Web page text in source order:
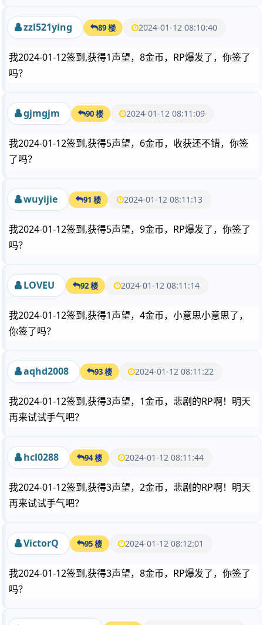
zzl521ying 89 楼 2024-01-12 08:10:40
我2024-01-12签到,获得1声望，8金币，RP爆发了，你签了
吗？
gjmgjm 90 楼 2024-01-12 08:11:09
我2024-01-12签到,获得5声望，6金币，收获还不错，你签
了吗？
wuyijie 91 楼 2024-01-12 08:11:13
我2024-01-12签到,获得5声望，9金币，RP爆发了，你签了
吗？
LOVEU 92 楼 2024-01-12 08:11:14
我2024-01-12签到,获得1声望，4金币，小意思小意思了，
你签了吗？
aqhd2008 93 楼 2024-01-12 08:11:22
我2024-01-12签到,获得3声望，1金币，悲剧的RP啊！明天
再来试试手气吧？
hcl0288 94 楼 2024-01-12 08:11:44
我2024-01-12签到,获得3声望，2金币，悲剧的RP啊！明天
再来试试手气吧？
VictorQ 95 楼 2024-01-12 08:12:01
我2024-01-12签到,获得3声望，8金币，RP爆发了，你签了
吗？